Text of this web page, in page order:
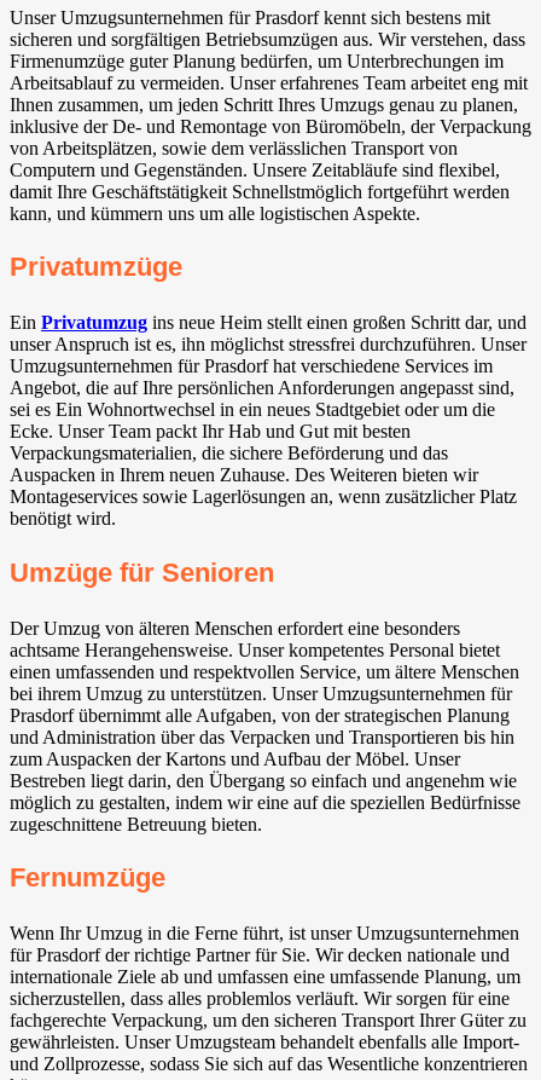
Unser Umzugsunternehmen für Prasdorf kennt sich bestens mit
sicheren und sorgfältigen Betriebsumzügen aus. Wir verstehen, dass
Firmenumzüge guter Planung bedürfen, um Unterbrechungen im
Arbeitsablauf zu vermeiden. Unser erfahrenes Team arbeitet eng mit
Ihnen zusammen, um jeden Schritt Ihres Umzugs genau zu planen,
inklusive der De- und Remontage von Büromöbeln, der Verpackung
von Arbeitsplätzen, sowie dem verlässlichen Transport von
Computern und Gegenständen. Unsere Zeitabläufe sind flexibel,
damit Ihre Geschäftstätigkeit Schnellstmöglich fortgeführt werden
kann, und kümmern uns um alle logistischen Aspekte.
Privatumzüge
Ein Privatumzug ins neue Heim stellt einen großen Schritt dar, und
unser Anspruch ist es, ihn möglichst stressfrei durchzuführen. Unser
Umzugsunternehmen für Prasdorf hat verschiedene Services im
Angebot, die auf Ihre persönlichen Anforderungen angepasst sind,
sei es Ein Wohnortwechsel in ein neues Stadtgebiet oder um die
Ecke. Unser Team packt Ihr Hab und Gut mit besten
Verpackungsmaterialien, die sichere Beförderung und das
Auspacken in Ihrem neuen Zuhause. Des Weiteren bieten wir
Montageservices sowie Lagerlösungen an, wenn zusätzlicher Platz
benötigt wird.
Umzüge für Senioren
Der Umzug von älteren Menschen erfordert eine besonders
achtsame Herangehensweise. Unser kompetentes Personal bietet
einen umfassenden und respektvollen Service, um ältere Menschen
bei ihrem Umzug zu unterstützen. Unser Umzugsunternehmen für
Prasdorf übernimmt alle Aufgaben, von der strategischen Planung
und Administration über das Verpacken und Transportieren bis hin
zum Auspacken der Kartons und Aufbau der Möbel. Unser
Bestreben liegt darin, den Übergang so einfach und angenehm wie
möglich zu gestalten, indem wir eine auf die speziellen Bedürfnisse
zugeschnittene Betreuung bieten.
Fernumzüge
Wenn Ihr Umzug in die Ferne führt, ist unser Umzugsunternehmen
für Prasdorf der richtige Partner für Sie. Wir decken nationale und
internationale Ziele ab und umfassen eine umfassende Planung, um
sicherzustellen, dass alles problemlos verläuft. Wir sorgen für eine
fachgerechte Verpackung, um den sicheren Transport Ihrer Güter zu
gewährleisten. Unser Umzugsteam behandelt ebenfalls alle Import-
und Zollprozesse, sodass Sie sich auf das Wesentliche konzentrieren